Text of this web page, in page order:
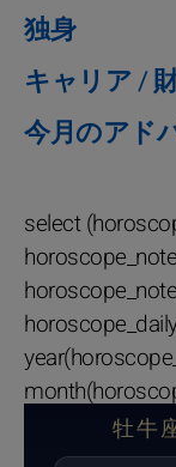
独身
キャリア /
今月のアド
select
牡牛